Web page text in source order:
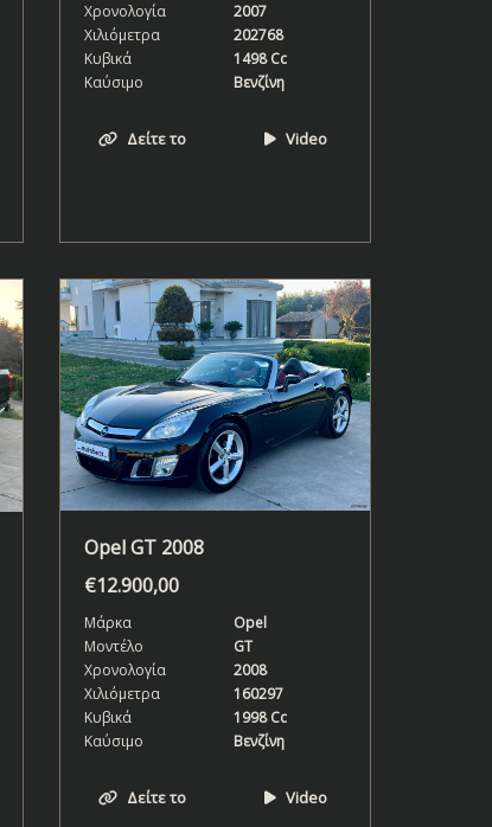
Χρονολογία
2007
Χιλιόμετρα
202768
Κυβικά
1498 Cc
Καύσιμο
Βενζίνη
Δείτε το Video
Opel GT 2008
€12.900,00
Μάρκα
Opel
Μοντέλο
GT
Χρονολογία
2008
Χιλιόμετρα
160297
Κυβικά
1998 Cc
Καύσιμο
Βενζίνη
Δείτε το Video